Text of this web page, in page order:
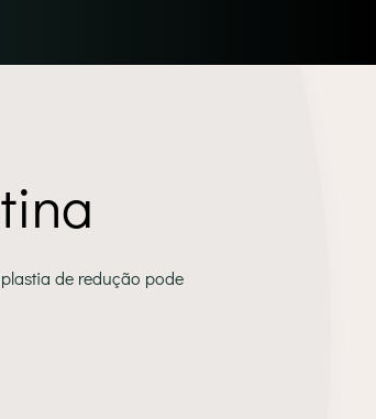
de redução pode